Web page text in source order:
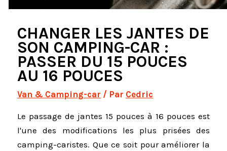
CHANGER LES JANTES DE
SON CAMPING-CAR :
PASSER DU 15 POUCES
AU 16 POUCES
Van & Camping-car / Par Cedric
Le passage de jantes 15 pouces à 16 pouces est
l'une des modifications les plus prisées des
camping-caristes. Que ce soit pour améliorer la